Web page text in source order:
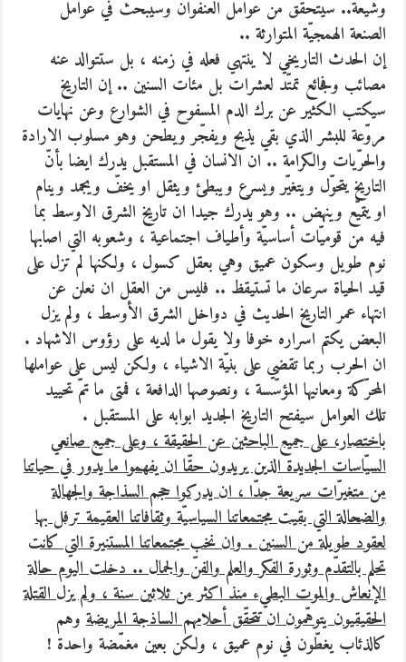
وشيعة.. سيتحقّق من عوامل العنفوان وسيبحث في عوامل
الصنعة الهمجيّة المتوارثة ..
إن الحدث التاريخي لا ينتهي فعله في زمنه ، بل ستتوالد عنه
مصائب وفجائع تمتّد لعشرات بل مئات السنين .. إن التاريخ
سيكتب الكثير عن برك الدم المسفوح في الشوارع وعن نهايات
مروّعة للبشر الذي بقي يذبح ويفجّر ويطحن وهو مسلوب الارادة
والحرّيات والكرامة .. ان الانسان في المستقبل يدرك ايضا بأنّ
التاريخ يتحوّل ويتغيّر ويسرع ويبطئ ويثقل او يخفّ ويجمد وينام
او يتميّع وينهض .. وهو يدرك جيدا ان تاريخ الشرق الاوسط بما
فيه من قوميّات أساسيّة وأطياف اجتماعية ، وشعوبه التي اصابها
نوم طويل وسكون عميق وهي بعقل كسول ، ولكنها لم تزل على
قيد الحياة سرعان ما تستيقظ .. فليس من العقل ان نعلن عن
انتهاء عمر التاريخ الحديث في دواخل الشرق الأوسط ، ولم يزل
البعض يكتم اسراره خوفا ولا يقول ما لديه على رؤوس الاشهاد .
ان الحرب ربما تقضي على بنيّة الاشياء ، ولكن ليس على عواملها
المحرّكة ومعانيها المؤسّسة ، ونصوصها الدافعة ، فمتى ما تمّ تحييد
تلك العوامل سيفتح التاريخ الجديد ابوابه على المستقبل .
باختصار، على جميع الباحثين عن الحقيقة ، وعلى جميع صانعي
السيّاسات الجديدة الذين يريدون حقّا ان يفهموا ما يدور في حياتنا
من متغيرّات سريعة جدّا ، ان يدركوا حجم السذاجة والجهالة
والضحالة التي بقيت مجتمعاتنا السياسيّة وثقافاتنا العقيمة ترفل بها
لعقود طويلة من السنين . وان نخب مجتمعاتنا المستنيرة التي كانت
تحلم بالتقدّم وثورة الفكر والعلم والفنّ والجمال .. دخلت اليوم حالة
الإنعاش والموت البطيء منذ اكثر من ثلاثين سنة ، ولم يزل القتلة
الحقيقيون يتوهّمون ان تتحقّق أحلامهم الساذجة المريضةوهم
كالذئاب يغطّون في نوم عميق ، ولكن بعين مغمّضة واحدة !